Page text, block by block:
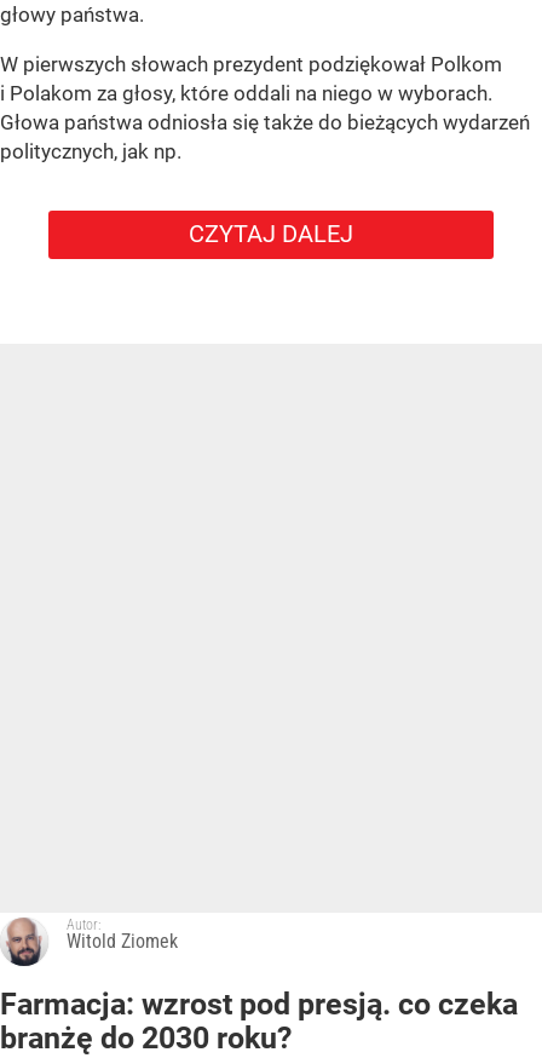
głowy państwa.
W pierwszych słowach prezydent podziękował Polkom
i Polakom za głosy, które oddali na niego w wyborach.
Głowa państwa odniosła się także do bieżących wydarzeń
politycznych, jak np.
CZYTAJ DALEJ
Autor:
Witold Ziomek
Farmacja: wzrost pod presją. co czeka
branżę do 2030 roku?